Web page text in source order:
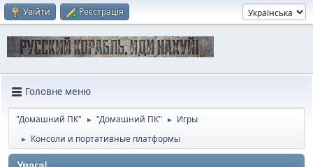
Увійти Реєстрація
Головне меню
"Домашний ПК" ► "Домашний ПК" ► Игры
► Консоли и портативные платформы